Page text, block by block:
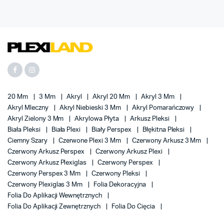
20 Mm 3 Mm Akryl Akryl 20 Mm
Akryl 3 Mm
Akryl Mleczny
Akryl Niebieski 3 Mm
Akryl Pomarańczowy
Akryl Zielony 3 Mm
Akrylowa Płyta
Arkusz Pleksi
Biała Pleksi
Biała Plexi Biały Perspex
Błękitna Pleksi
Ciemny Szary
Czerwone Plexi 3 Mm
Czerwony Arkusz 3 Mm
Czerwony Arkusz Perspex
Czerwony Arkusz Plexi
Czerwony Arkusz Plexiglas
Czerwony Perspex
Czerwony Perspex 3 Mm
Czerwony Pleksi
Czerwony Plexiglas 3 Mm
Folia Dekoracyjna
Folia Do Aplikacji Wewnętrznych
Folia Do Aplikacji Zewnętrznych
Folia Do Cięcia